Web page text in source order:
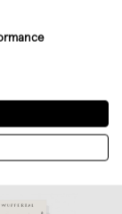
Poster 70 x 100